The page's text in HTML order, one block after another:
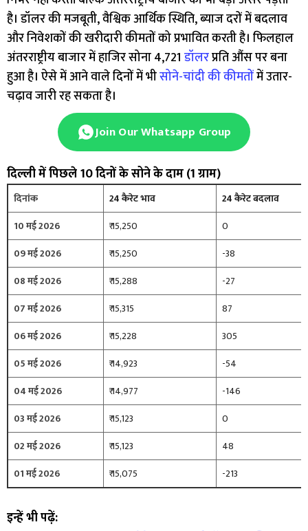
है। डॉलर की मजबूती, वैश्विक आर्थिक स्थिति, ब्याज दरों में बदलाव
और निवेशकों की खरीदारी कीमतों को प्रभावित करती है। फिलहाल
अंतरराष्ट्रीय बाजार में हाजिर सोना 4,721 डॉलरप्रति औंस पर बना
हुआ है। ऐसे में आने वाले दिनों में भीसोने-चांदी की कीमतोंमें उतार-
चढ़ाव जारी रह सकता है।
Join Our Whatsapp Group
दिल्ली में पिछले 10 दिनों के सोने के दाम (1 ग्राम)
दिनांक 24 कैरेट भाव
24 कैरेट बदलाव
10 मई 2026
₹ 15,250
0
09 मई 2026
₹ 15,250
-38
08 मई 2026
₹ 15,288
-27
07 मई 2026
₹ 15,315
87
06 मई 2026
₹ 15,228
305
05 मई 2026
₹ 14,923
-54
04 मई 2026
₹ 14,977
-146
03 मई 2026
₹ 15,123
0
02 मई 2026
₹ 15,123
48
01 मई 2026
₹ 15,075 -213
इन्हें भी पढ़ें: